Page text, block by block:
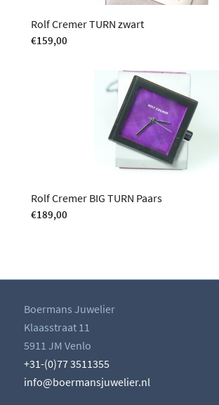
Rolf Cremer TURN zwart
€159,00
Rolf Cremer BIG TURN Paars
€189,00
Boermans Juwelier
Klaasstraat 11
5911 JM Venlo
+31-(0)77 3511355
info@boermansjuwelier.nl